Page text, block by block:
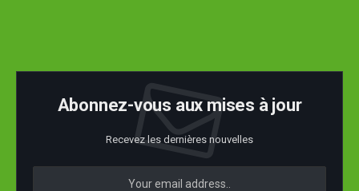
Abonnez-vous aux mises à jour
Recevez les dernières nouvelles